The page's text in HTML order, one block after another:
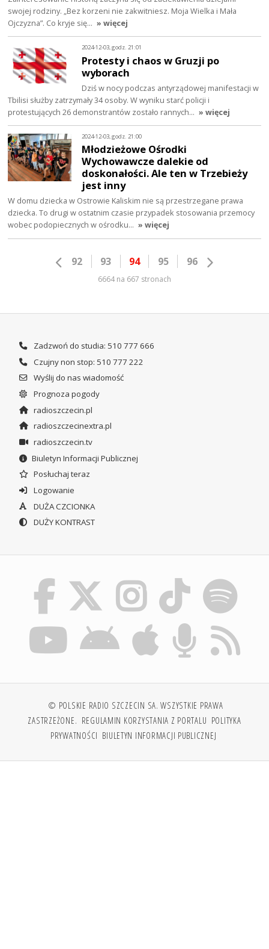
swojej rodziny. „Bez korzeni nie zakwitniesz. Moja Wielka i Mała
Ojczyzna”. Co kryje się… » więcej
2024-12-03, godz. 21:01
Protesty i chaos w Gruzji po
wyborach
Dziś w nocy podczas antyrządowej manifestacji w
Tbilisi służby zatrzymały 34 osoby. W wyniku starć policji i
protestujących 26 demonstrantów zostało rannych… » więcej
2024-12-03, godz. 21:00
Młodzieżowe Ośrodki
Wychowawcze dalekie od
doskonałości. Ale ten w Trzebieży
jest inny
W domu dziecka w Ostrowie Kaliskim nie są przestrzegane prawa
dziecka. To drugi w ostatnim czasie przypadek stosowania przemocy
wobec podopiecznych w ośrodku… » więcej
92 93 94 95 96
6664 na 667 stronach
Zadzwoń do studia: 510 777 666
Czujny non stop: 510 777 222
Wyślij do nas wiadomość
Prognoza pogody
radioszczecin.pl
radioszczecinextra.pl
radioszczecin.tv
Biuletyn Informacji Publicznej
Posłuchaj teraz
Logowanie
DUŻA CZCIONKA
DUŻY KONTRAST
© POLSKIE RADIO SZCZECIN SA. WSZYSTKIE PRAWA
ZASTRZEŻONE. REGULAMIN KORZYSTANIA Z PORTALU POLITYKA
PRYWATNOŚCI BIULETYN INFORMACJI PUBLICZNEJ